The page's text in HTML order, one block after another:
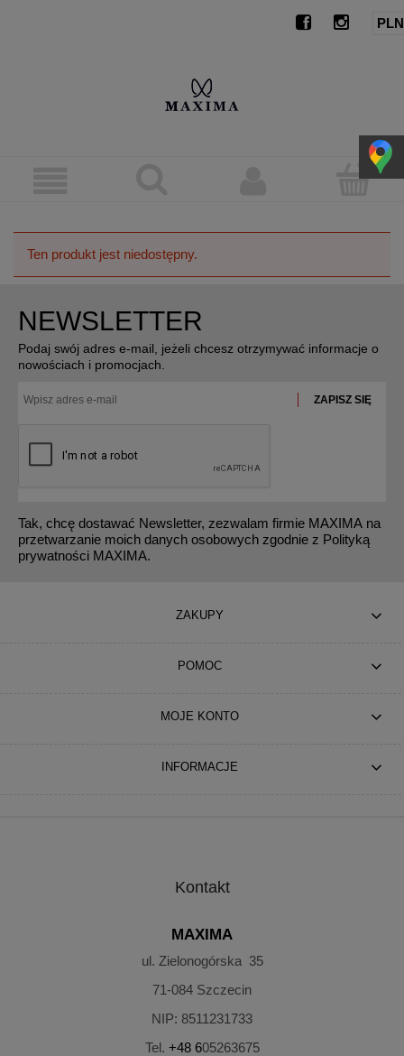
Ten produkt jest niedostępny.
NEWSLETTER
Podaj swój adres e-mail, jeżeli chcesz otrzymywać informacje o
nowościach i promocjach.
ZAPISZ SIĘ
Tak, chcę dostawać Newsletter, zezwalam firmie MAXIMA na
przetwarzanie moich danych osobowych zgodnie z Polityką
prywatności MAXIMA.
ZAKUPY
POMOC
MOJE KONTO
INFORMACJE
Kontakt
MAXIMA
ul. Zielonogórska 35
71-084 Szczecin
NIP: 8511231733
Tel. +48 605263675